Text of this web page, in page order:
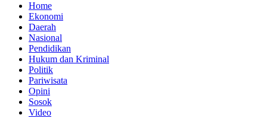
Home
Ekonomi
Daerah
Nasional
Pendidikan
Hukum dan Kriminal
Politik
Pariwisata
Opini
Sosok
Video